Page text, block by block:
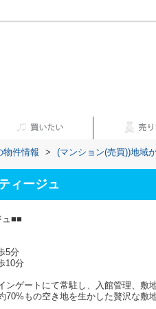
物件情報 > (マンション(売買))地域
ィージュ
ュ■■
5分
10分
ンゲートにて常駐し、入館管理、敷
70%もの空き地を生かした贅沢な敷